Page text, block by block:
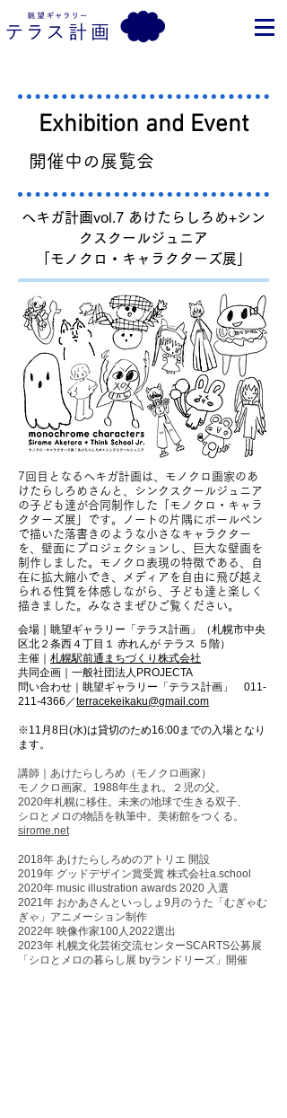
Exhibition and Event
​ 開催中の展覧会
ヘキガ計画vol.7 あけたらしろめ+シン
クスクールジュニア
「モノクロ・キャラクターズ展」
7回目となるヘキガ計画は、モノクロ画家のあ
けたらしろめさんと、シンクスクールジュニア
の子ども達が合同制作した「モノクロ・キャラ
クターズ展」です。ノートの片隅にボールペン
で描いた落書きのような小さなキャラクター
を、壁面にプロジェクションし、巨大な壁画を
制作しました。モノクロ表現の特徴である、自
在に拡大縮小でき、メディアを自由に飛び越え
られる性質を体感しながら、子ども達と楽しく
描きました。みなさまぜひご覧ください。
会場｜眺望ギャラリー「テラス計画」（札幌市中央
区北２条西４丁目１ 赤れんが テラス ５階）
主催｜ 札幌駅前通まちづくり株式会社
共同企画｜一般社団法人PROJECTA
問い合わせ｜眺望ギャラリー「テラス計画」
011-
211-4366 ／terracekeikaku@gmail.com
※11月8日(水)は貸切のため16:00までの入場となり
ます。
講師｜あけたらしろめ（モノクロ画家）
モノクロ画家。1988年生まれ。２児の父。
2020年札幌に移住。未来の地球で生きる双子、
シロとメロの物語を執筆中。美術館をつくる。
sirome.net
2018年 あけたらしろめのアトリエ 開設
2019年 グッドデザイン賞受賞 株式会社a.school
2020年 music illustration awards 2020 入選
2021年 おかあさんといっしょ9月のうた「むぎゃむ
ぎゃ」アニメーション制作
2022年 映像作家100人2022選出
2023年 札幌文化芸術交流センターSCARTS公募展
「シロとメロの暮らし展 byランドリーズ」開催